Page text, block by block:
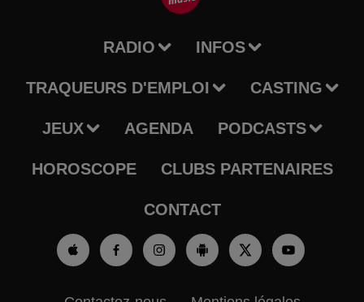
RADIO INFOS
TRAQUEURS D'EMPLOI CASTING
JEUX AGENDA PODCASTS
HOROSCOPE CLUBS PARTENAIRES
CONTACT